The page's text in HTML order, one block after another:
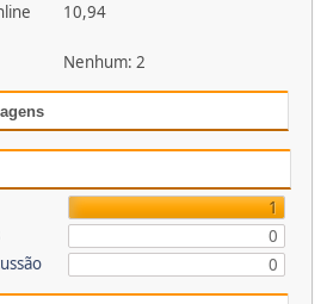
10,94
Nenhum: 2
1
0
0